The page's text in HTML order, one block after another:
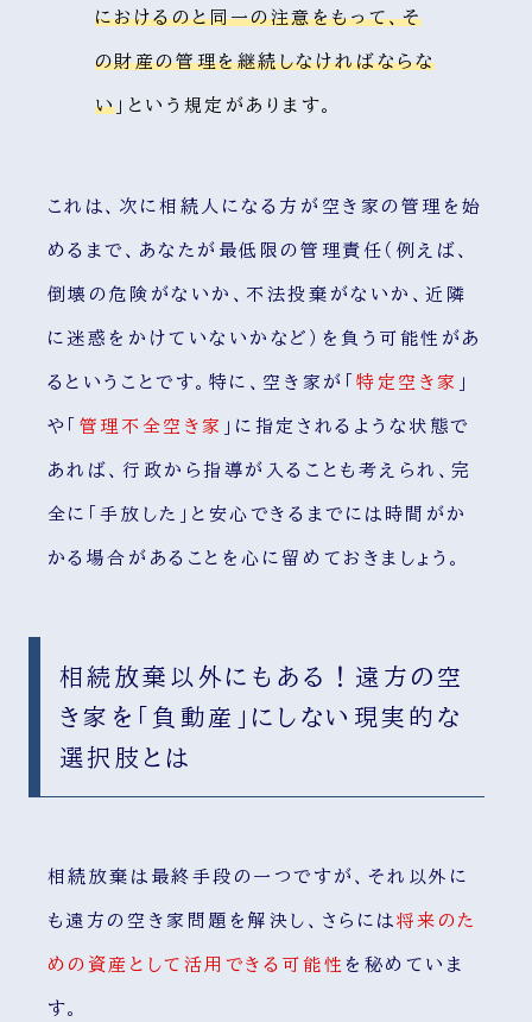
におけるのと同一の注意をもって、そ
の財産の管理を継続しなければならな
い 」という規定があります。
これは、次に相続人になる方が空き家の管理を始
めるまで、あなたが最低限の管理責任（例えば、
倒壊の危険がないか、不法投棄がないか、近隣
に迷惑をかけていないかなど）を負う可能性があ
るということです。特に、空き家が「特定空き家 」
や「 管理不全空き家 」に指定されるような状態で
あれば、行政から指導が入ることも考えられ、完
全に「手放した」と安心できるまでには時間がか
かる場合があることを心に留めておきましょう。
相続放棄以外にもある！遠方の空
き家を「負動産」にしない現実的な
選択肢とは
相続放棄は最終手段の一つですが、それ以外に
も遠方の空き家問題を解決し、さらには 将来のた
めの資産として活用できる可能性 を秘めていま
す。